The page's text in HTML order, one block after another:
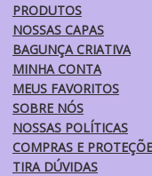
PRODUTOS
NOSSAS CAPAS
BAGUNÇA CRIATIVA
MINHA CONTA
MEUS FAVORITOS
SOBRE NÓS
NOSSAS POLÍTICAS
COMPRAS E
TIRA DÚVIDAS